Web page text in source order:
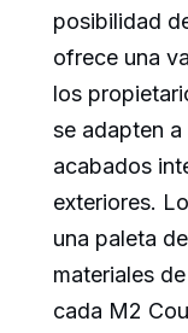
posibilidad
ofrece una
los
se adapten
acabados
exteriores.
una paleta
materiales
cada M2